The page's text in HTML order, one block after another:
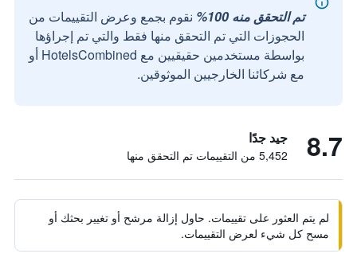
تم التحقق منه 100%
نقوم بجمع وعرض التقييمات من
الحجوزات التي تم التحقق منها فقط والتي تم إجراؤها
بواسطة مستخدمين حقيقيين مع HotelsCombined أو
مع شركائنا الخارجيين الموثوقين.
8.7 جيد جدًا
5,452 من التقييمات تم التحقق منها
لم يتم العثور على تقييمات. حاول إزالة مرشح أو تغيير بحثك أو
مسح كل شيء لعرض التقييمات.